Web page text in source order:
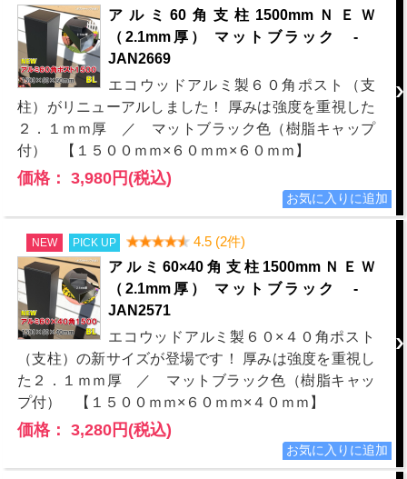
アルミ60角支柱1500mmＮＥＷ
（2.1mm厚） マットブラック -
JAN2669
エコウッドアルミ製６０角ポスト（支
柱）がリニューアルしました！ 厚みは強度を重視した
２．１ｍｍ厚 ／ マットブラック色（樹脂キャップ
付） 【１５００ｍｍ×６０ｍｍ×６０ｍｍ】
価格： 3,980円(税込)
NEW PICK UP
4.5 (2件)
アルミ60×40角支柱1500mmＮＥＷ
（2.1mm厚） マットブラック -
JAN2571
エコウッドアルミ製６０×４０角ポスト
（支柱）の新サイズが登場です！ 厚みは強度を重視し
た２．１ｍｍ厚 ／ マットブラック色（樹脂キャッ
プ付） 【１５００ｍｍ×６０ｍｍ×４０ｍｍ】
価格： 3,280円(税込)